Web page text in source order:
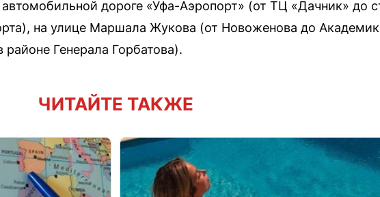
дороге «Уфа-Аэропорт» (от ТЦ «Дачник» до
на улице Маршала Жукова (от Новоженова до
Генерала Горбатова).
ЧИТАЙТЕ ТАКЖЕ